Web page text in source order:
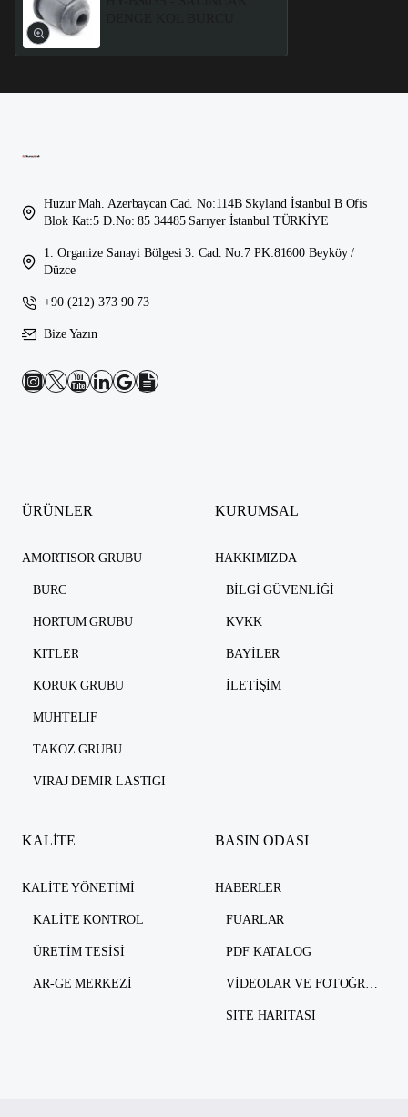
Huzur Mah. Azerbaycan Cad. No:114B Skyland İstanbul B Ofis
Blok Kat:5 D.No: 85 34485 Sarıyer İstanbul TÜRKİYE
1. Organize Sanayi Bölgesi 3. Cad. No:7 PK:81600 Beyköy /
Düzce
+90 (212) 373 90 73
Bize Yazın
ÜRÜNLER
AMORTISOR GRUBU
BURC
HORTUM GRUBU
KITLER
KORUK GRUBU
MUHTELIF
TAKOZ GRUBU
VIRAJ DEMIR LASTIGI
KURUMSAL
HAKKIMIZDA
BILGI GÜVENLIĞI
KVKK
BAYILER
İLETIŞIM
KALİTE
KALITE YÖNETIMI
KALITE KONTROL
ÜRETIM TESISI
AR-GE MERKEZI
BASIN ODASI
HABERLER
FUARLAR
PDF KATALOG
VIDEOLAR VE FOTOĞRAFLAR
SITE HARITASI